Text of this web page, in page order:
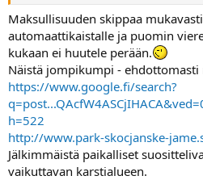
Maksullisuuden skippaa
automaattikaistalle ja puomin
kukaan ei huutele perään.
Näistä jompikumpi -
https://www.google.fi/search?
h=522
http://www.park-skocjanske-
Jälkimmäistä paikalliset
vaikuttavan karstialueen.